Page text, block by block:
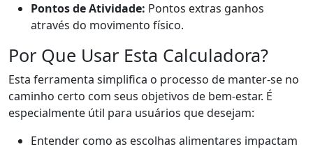
Pontos de Atividade: Pontos extras ganhos
através do movimento físico.
Por Que Usar Esta Calculadora?
Esta ferramenta simplifica o processo de manter-se no
caminho certo com seus objetivos de bem-estar. É
especialmente útil para usuários que desejam:
Entender como as escolhas alimentares impactam